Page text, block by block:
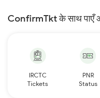
ConfirmTkt के साथ पाएँ
IRCTC
Tickets
PNR
Status